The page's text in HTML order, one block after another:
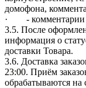
домофона,
· - комментарии и
3.5. После
информация о
доставки Товара.
3.6. Доставка
23:00. Приём
обрабатываются